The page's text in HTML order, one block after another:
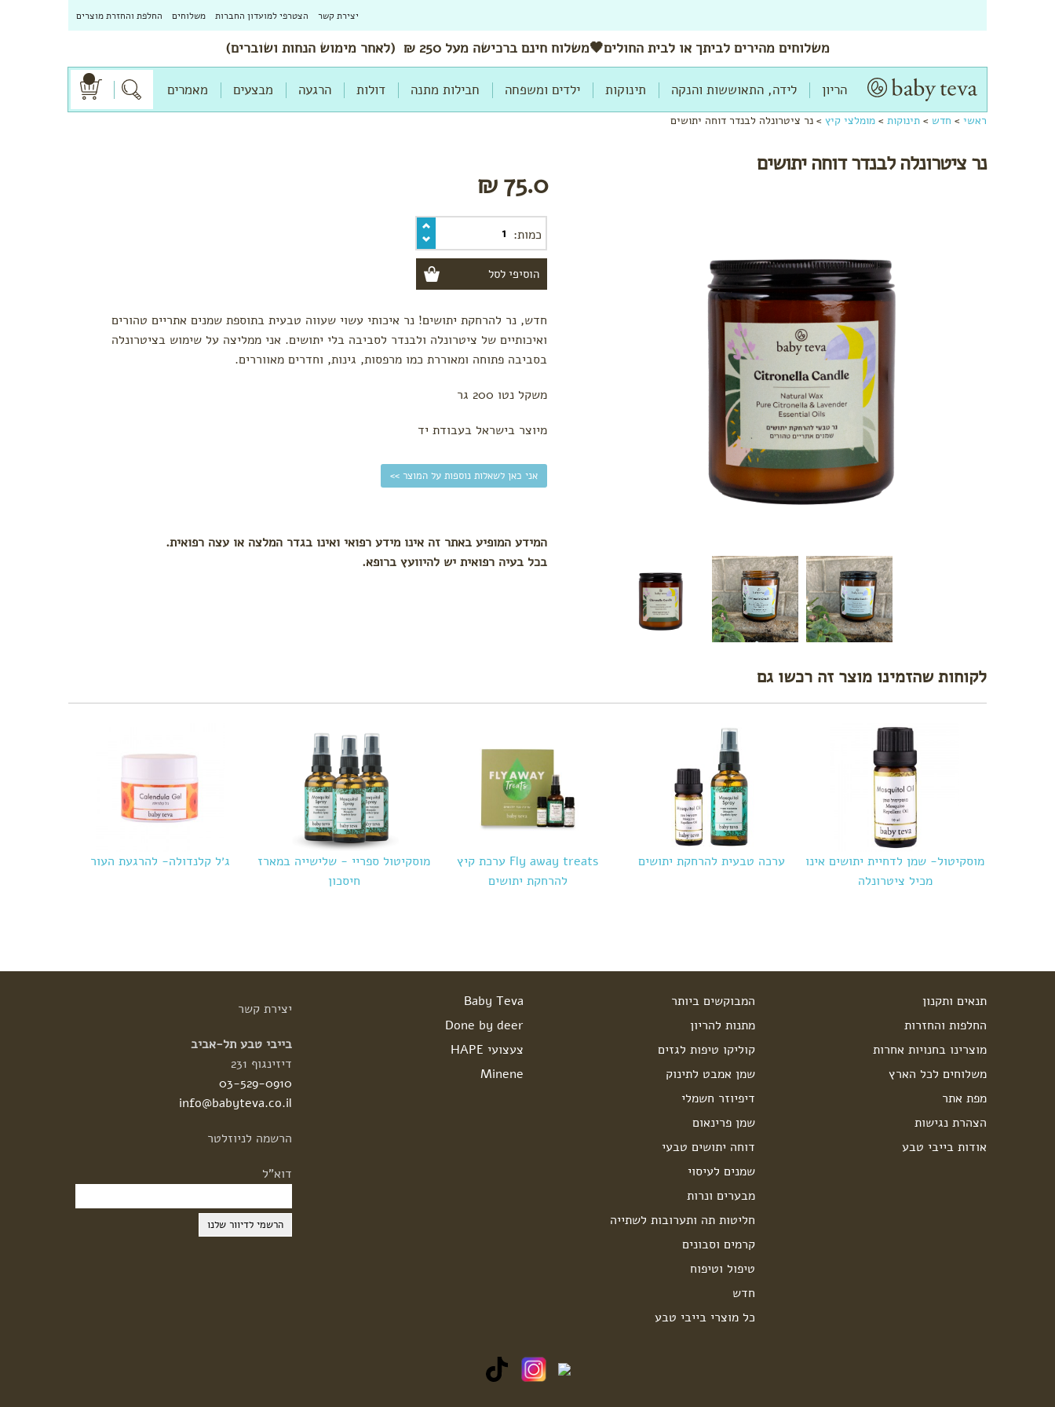
יצירת קשר הצטרפי למועדון החברות משלוחים החלפת והחזרת מוצרים
משלוחים מהירים לביתך או לבית החולים🖤משלוח חינם ברכישה מעל 250 ₪ (לאחר מימוש הנחות ושוברים)
הריון לידה, התאוששות והנקה תינוקות ילדים ומשפחה חבילות מתנה דולות הרגעה מבצעים מאמרים
ראשי > חדש > תינוקות > מומלצי קיץ > נר ציטרונלה לבנדר דוחה יתושים
נר ציטרונלה לבנדר דוחה יתושים
75.0 ₪
כמות:
חדש, נר להרחקת יתושים! נר איכותי עשוי שעווה טבעית בתוספת שמנים אתריים טהורים
ואיכותיים של ציטרונלה ולבנדר לסביבה בלי יתושים. אני ממליצה על שימוש בציטרונלה
בסביבה פתוחה ומאוררת כמו מרפסות, גינות, וחדרים מאווררים.
משקל נטו 200 גר
מיוצר בישראל בעבודת יד
אני כאן לשאלות נוספות על המוצר >>
המידע המופיע באתר זה אינו מידע רפואי ואינו בגדר המלצה או עצה רפואית.
בכל בעיה רפואית יש להיוועץ ברופא.
לקוחות שהזמינו מוצר זה רכשו גם
מוסקיטול- שמן לדחיית יתושים אינו
מכיל ציטרונלה
ערכה טבעית להרחקת יתושים
Fly away treats ערכת קיץ
להרחקת יתושים
מוסקיטול ספריי - שלישייה במארז
חיסכון
ג׳ל קלנדולה- להרגעת העור
תנאים ותקנון
החלפות והחזרות
מוצרינו בחנויות אחרות
משלוחים לכל הארץ
מפת אתר
הצהרת נגישות
אודות בייבי טבע
המבוקשים ביותר
מתנות להריון
קוליקו טיפות לגזים
שמן אמבט לתינוק
דיפיוזר חשמלי
שמן פרינאום
דוחה יתושים טבעי
שמנים לעיסוי
מבערים ונרות
חליטות תה ותערובות לשתייה
קרמים וסבונים
טיפול וטיפוח
חדש
כל מוצרי בייבי טבע
Baby Teva
Done by deer
צעצועי HAPE
Minene
יצירתקשר
בייבי טבע תל-אביב
דיזינגוף 231
03-529-0910
info@babyteva.co.il
הרשמה לניוזלטר
דוא"ל